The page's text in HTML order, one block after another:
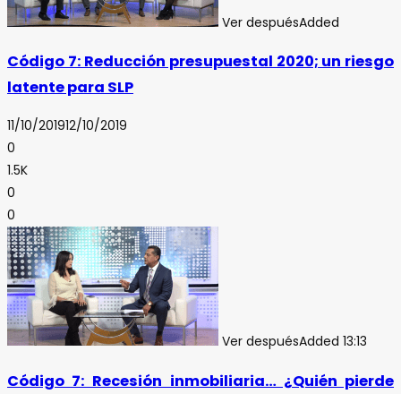
Ver despuésAdded
Código 7: Reducción presupuestal 2020; un riesgo
latente para SLP
11/10/201912/10/2019
0
1.5K
0
0
Ver despuésAdded 13:13
Código 7: Recesión inmobiliaria… ¿Quién pierde